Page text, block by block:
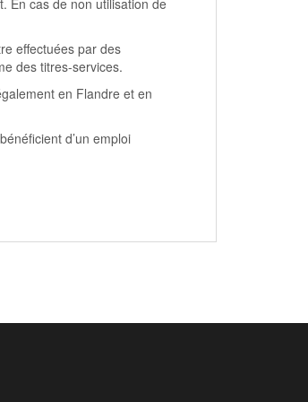
effectuées par des
des titres-services.
en Flandre et en
d’un emploi